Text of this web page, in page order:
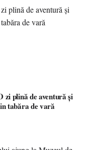
plină de aventură și
tabăra de vară